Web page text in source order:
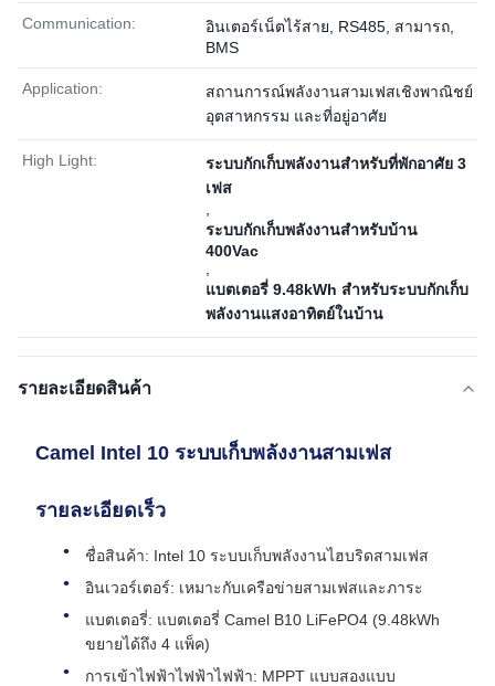
Communication:
อินเตอร์เน็ตไร้สาย, RS485, สามารถ,
BMS
Application:
สถานการณ์พลังงานสามเฟสเชิงพาณิชย์
อุตสาหกรรม และที่อยู่อาศัย
High Light:
ระบบกักเก็บพลังงานสำหรับที่พักอาศัย 3
เฟส
ระบบกักเก็บพลังงานสำหรับบ้าน
400Vac
แบตเตอรี่ 9.48kWh สำหรับระบบกักเก็บ
พลังงานแสงอาทิตย์ในบ้าน
รายละเอียดสินค้า
Camel Intel 10 ระบบเก็บพลังงานสามเฟส
รายละเอียดเร็ว
ชื่อสินค้า: Intel 10 ระบบเก็บพลังงานไฮบริดสามเฟส
อินเวอร์เตอร์: เหมาะกับเครือข่ายสามเฟสและภาระ
แบตเตอรี่: แบตเตอรี่ Camel B10 LiFePO4 (9.48kWh
ขยายได้ถึง 4 แพ็ค)
การเข้าไฟฟ้าไฟฟ้าไฟฟ้า: MPPT แบบสองแบบ